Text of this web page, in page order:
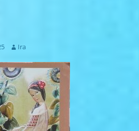
Author
Ira